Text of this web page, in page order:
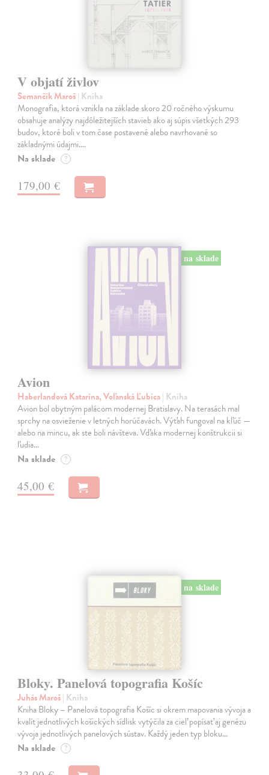
V objatí živlov
Semančík Maroš| Kniha
Monografia, ktorá vznikla na základe skoro 20 ročného výskumu
obsahuje analýzy najdôležitejších stavieb ako aj súpis všetkých 293
budov, ktoré boli v tom čase postavené alebo navrhované so
základnými údajmi.…
Na sklade ?
179,00 €
na sklade
Avion
Haberlandová Katarína, Voľanská Ľubica| Kniha
Avion bol obytným palácom modernej Bratislavy. Na terasách mal
sprchy na osvieženie v letných horúčavách. Výťah fungoval na kľúč —
alebo na mincu, ak ste boli návšteva. Vďaka modernej konštrukcii si
ľudia…
Na sklade ?
45,00 €
na sklade
Bloky. Panelová topografia Košíc
Juhás Maroš| Kniha
Kniha Bloky – Panelová topografia Košíc si okrem mapovania vývoja a
kvalít jednotlivých košických sídlisk vytýčila za cieľ popísať aj genézu
vývoja jednotlivých panelových sústav. Každý jeden typ bloku…
Na sklade ?